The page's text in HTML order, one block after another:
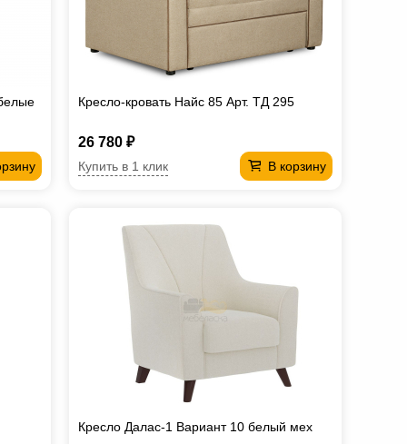
Кресло-кровать Найс 85 Арт. ТД 295
26 780 ₽
В корзину
Купить в 1 клик
Кресло Далас-1 Вариант 10 белый мех